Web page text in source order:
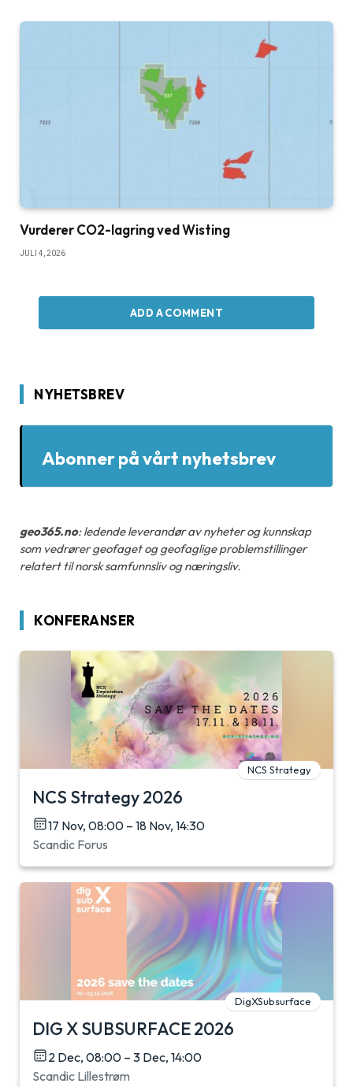
Vurderer CO2-lagring ved Wisting
JULI 4, 2026
ADD A COMMENT
NYHETSBREV
Abonner på vårt nyhetsbrev
geo365.no: ledende leverandør av nyheter og kunnskap
som vedrører geofaget og geofaglige problemstillinger
relatert til norsk samfunnsliv og næringsliv.
KONFERANSER
NCS Strategy
NCS Strategy 2026
17 Nov, 08:00 – 18 Nov, 14:30
Scandic Forus
DigXSubsurface
DIG X SUBSURFACE 2026
2 Dec, 08:00 – 3 Dec, 14:00
Scandic Lillestrøm